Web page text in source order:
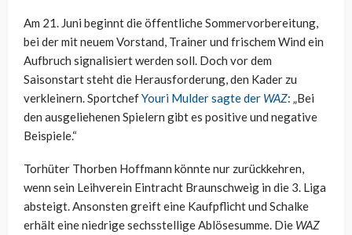
Am 21. Juni beginnt die öffentliche Sommervorbereitung,
bei der mit neuem Vorstand, Trainer und frischem Wind ein
Aufbruch signalisiert werden soll. Doch vor dem
Saisonstart steht die Herausforderung, den Kader zu
verkleinern. SportchefYouri Mulder sagte der WAZ: „Bei
den ausgeliehenen Spielern gibt es positive und negative
Beispiele.“
Torhüter Thorben Hoffmann könnte nur zurückkehren,
wenn sein Leihverein Eintracht Braunschweig in die 3. Liga
absteigt. Ansonsten greift eine Kaufpflicht und Schalke
erhält eine niedrige sechsstellige Ablösesumme. Die WAZ